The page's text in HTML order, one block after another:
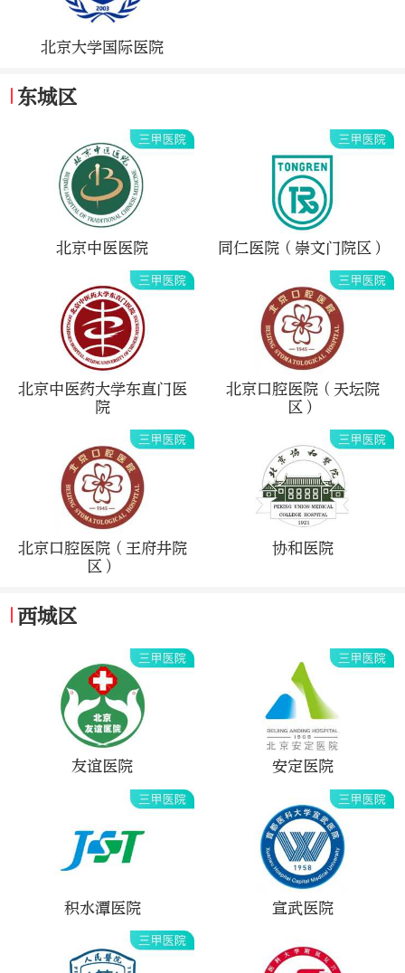
北京大学国际医院
东城区
北京中医医院 同仁医院（崇文门院区）
北京中医药大学东直门医
院
北京口腔医院（天坛院
区）
北京口腔医院（王府井院
区）
协和医院
西城区
友谊医院 安定医院
积水潭医院 宣武医院